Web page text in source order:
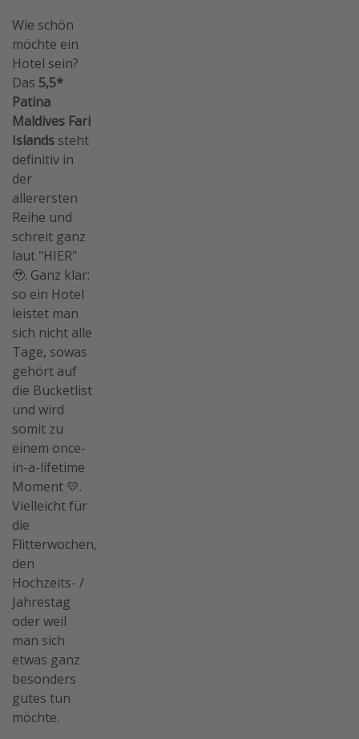
Wie schön
möchte ein
Hotel sein?
Das 5,5*
Patina
Maldives Fari
Islands steht
definitiv in
der
allerersten
Reihe und
schreit ganz
laut "HIER"
🥹. Ganz klar:
so ein Hotel
leistet man
sich nicht alle
Tage, sowas
gehört auf
die Bucketlist
und wird
somit zu
einem once-
in-a-lifetime
Moment 💛.
Vielleicht für
die
Flitterwochen,
den
Hochzeits- /
Jahrestag
oder weil
man sich
etwas ganz
besonders
gutes tun
möchte.